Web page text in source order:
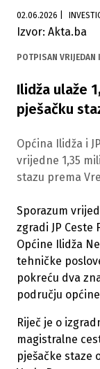
02.06.2026
Izvor: Akta.ba
POTPISAN
Ilidža ulaže
pješačku
Općina Ilidža i
vrijedne 1,35
stazu prema
Sporazum
zgradi JP Ceste
Općine Ilidža
tehničke
pokreću dva
području
Riječ je o
magistralne
pješačke staze